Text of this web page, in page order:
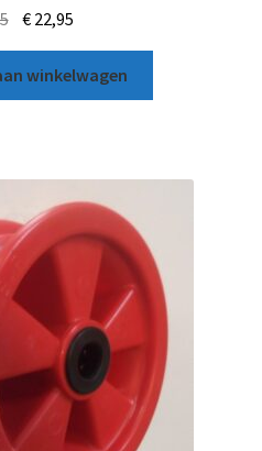
€ 22,95
winkelwagen